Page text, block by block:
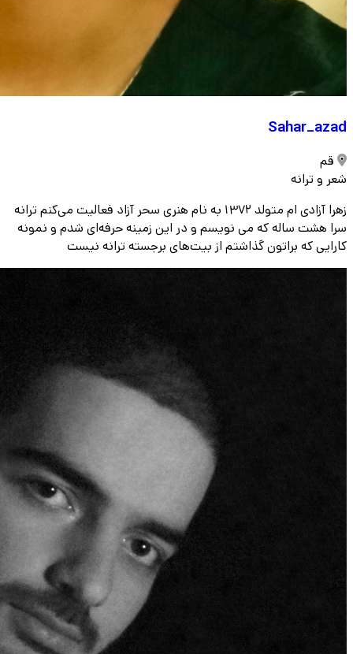
Sahar_azad
قم
شعر و ترانه
زهرا آزادی ام متولد 1372 به نام هنری سحر آزاد فعالیت می‌کنم ترانه
سرا هشت ساله که می نویسم و در این زمینه حرفه‌ای شدم و نمونه
کارایی که براتون گذاشتم از بیت‌های برجسته ترانه نیست